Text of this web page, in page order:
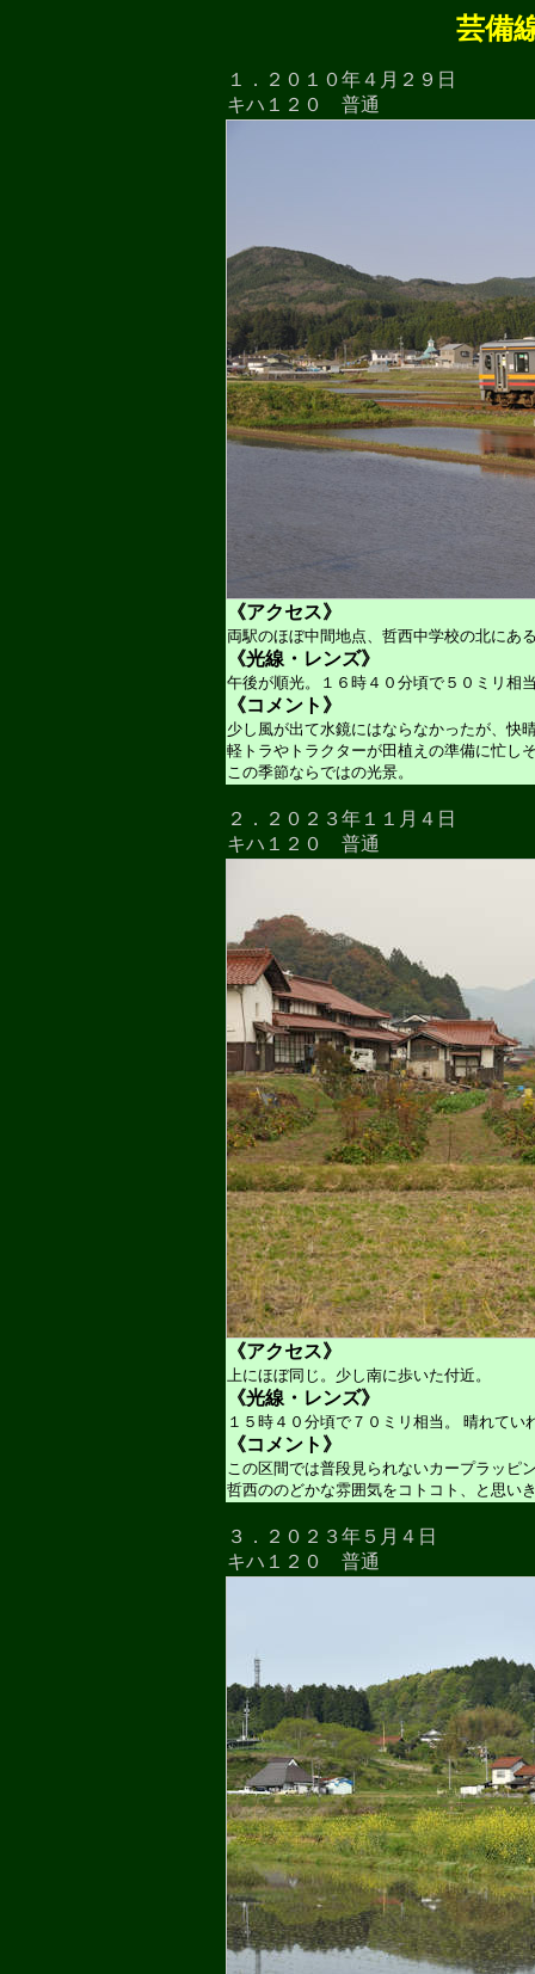
芸備
１．２０１０年４月２９日
キハ１２０ 普通
《アクセス》
両駅のほぼ中間地点、哲西中学校の北にあ
《光線・レンズ》
午後が順光。１６時４０分頃で５０ミリ相
《コメント》
少し風が出て水鏡にはならなかったが、快
軽トラやトラクターが田植えの準備に忙し
この季節ならではの光景。
２．２０２３年１１月４日
キハ１２０ 普通
《アクセス》
上にほぼ同じ。少し南に歩いた付近。
《光線・レンズ》
１５時４０分頃で７０ミリ相当。 晴れてい
《コメント》
この区間では普段見られないカープラッピ
哲西ののどかな雰囲気をコトコト、と思い
３．２０２３年５月４日
キハ１２０ 普通